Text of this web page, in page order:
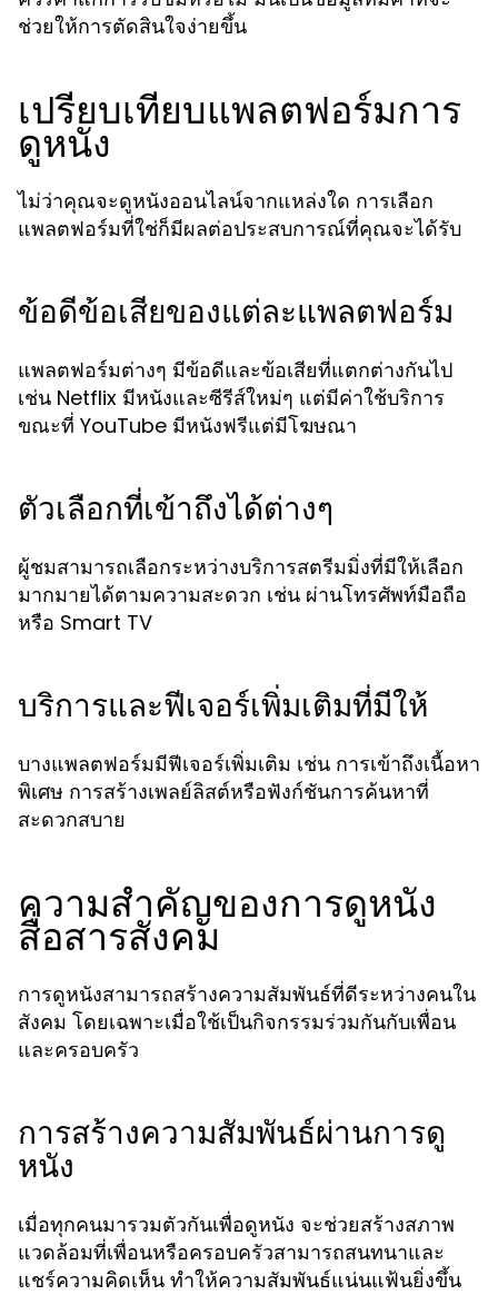
ช่วยให้การตัดสินใจง่ายขึ้น
เปรียบเทียบแพลตฟอร์มการ
ดูหนัง
ไม่ว่าคุณจะดูหนังออนไลน์จากแหล่งใด การเลือก
แพลตฟอร์มที่ใช่ก็มีผลต่อประสบการณ์ที่คุณจะได้รับ
ข้อดีข้อเสียของแต่ละแพลตฟอร์ม
แพลตฟอร์มต่างๆ มีข้อดีและข้อเสียที่แตกต่างกันไป
เช่น Netflix มีหนังและซีรีส์ใหม่ๆ แต่มีค่าใช้บริการ
ขณะที่ YouTube มีหนังฟรีแต่มีโฆษณา
ตัวเลือกที่เข้าถึงได้ต่างๆ
ผู้ชมสามารถเลือกระหว่างบริการสตรีมมิ่งที่มีให้เลือก
มากมายได้ตามความสะดวก เช่น ผ่านโทรศัพท์มือถือ
หรือ Smart TV
บริการและฟีเจอร์เพิ่มเติมที่มีให้
บางแพลตฟอร์มมีฟีเจอร์เพิ่มเติม เช่น การเข้าถึงเนื้อหา
พิเศษ การสร้างเพลย์ลิสต์หรือฟังก์ชันการค้นหาที่
สะดวกสบาย
ความสำคัญของการดูหนัง
สื่อสารสังคม
การดูหนังสามารถสร้างความสัมพันธ์ที่ดีระหว่างคนใน
สังคม โดยเฉพาะเมื่อใช้เป็นกิจกรรมร่วมกันกับเพื่อน
และครอบครัว
การสร้างความสัมพันธ์ผ่านการดู
หนัง
เมื่อทุกคนมารวมตัวกันเพื่อดูหนัง จะช่วยสร้างสภาพ
แวดล้อมที่เพื่อนหรือครอบครัวสามารถสนทนาและ
แชร์ความคิดเห็น ทำให้ความสัมพันธ์แน่นแฟ้นยิ่งขึ้น